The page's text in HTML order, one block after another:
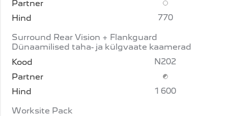
Lisavarustus
770
Surround Rear Vision + Flankguard
Dünaamilised taha- ja külgvaate kaamerad
N202
Lisavarustus
1 600
Worksite Pack